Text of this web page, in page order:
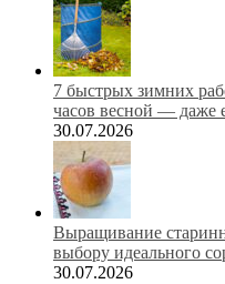
7 быстрых зимних
часов весной — даже
30.07.2026
Выращивание
выбору идеального
30.07.2026